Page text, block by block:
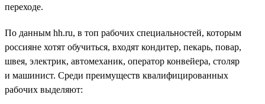
переходе.
По данным hh.ru, в топ рабочих специальностей, которым
россияне хотят обучиться, входят кондитер, пекарь, повар,
швея, электрик, автомеханик, оператор конвейера, столяр
и машинист. Среди преимуществ квалифицированных
рабочих выделяют: